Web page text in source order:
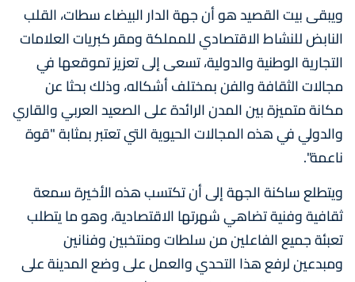
ويبقى بيت القصيد هو أن جهة الدار البيضاء سطات، القلب
النابض للنشاط الاقتصادي للمملكة ومقر كبريات العلامات
التجارية الوطنية والدولية، تسعى إلى تعزيز تموقعها في
مجالات الثقافة والفن بمختلف أشكاله، وذلك بحثا عن
مكانة متميزة بين المدن الرائدة على الصعيد العربي والقاري
والدولي في هذه المجالات الحيوية التي تعتبر بمثابة "قوة
ناعمة".
ويتطلع ساكنة الجهة إلى أن تكتسب هذه الأخيرة سمعة
ثقافية وفنية تضاهي شهرتها الاقتصادية، وهو ما يتطلب
تعبئة جميع الفاعلين من سلطات ومنتخبين وفنانين
ومبدعين لرفع هذا التحدي والعمل على وضع المدينة على